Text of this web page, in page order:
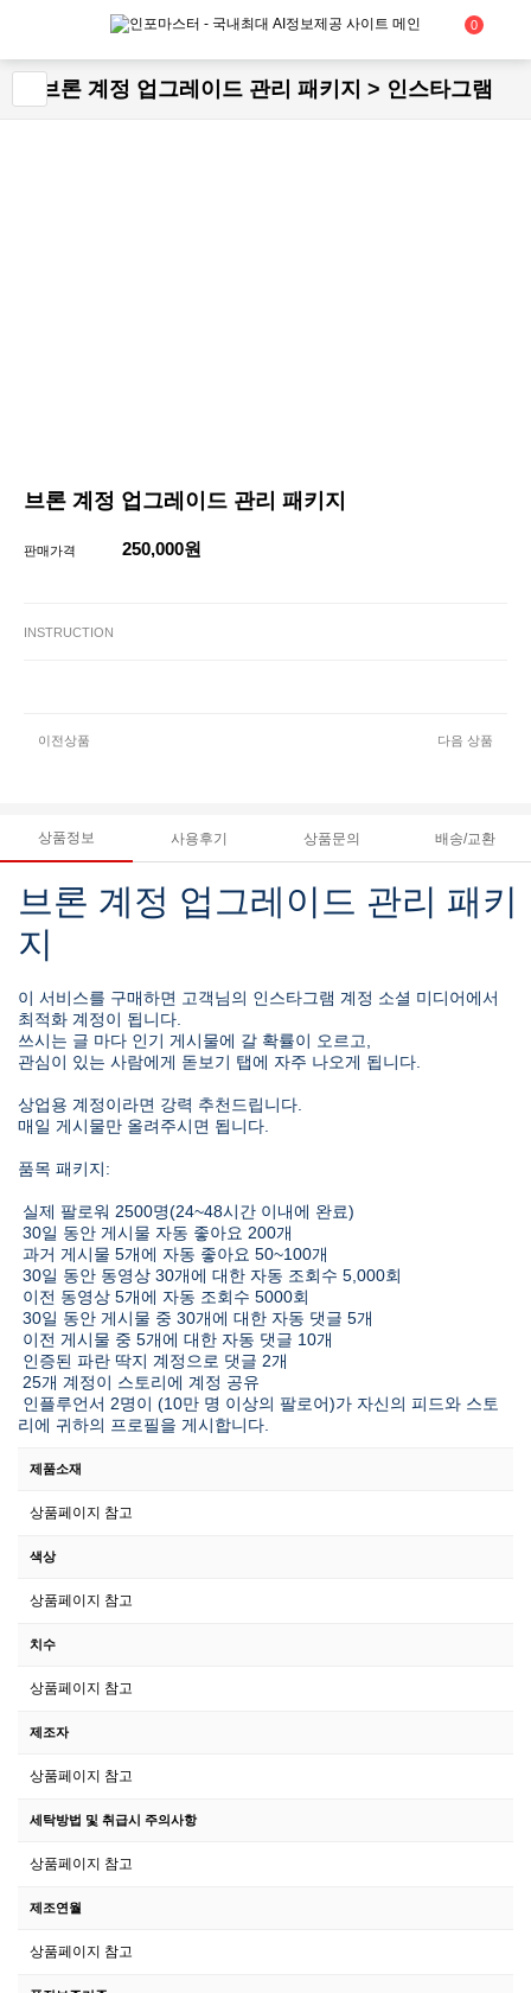
0
브론 계정 업그레이드 관리 패키지 > 인스타그램
브론 계정 업그레이드 관리 패키지
판매가격 250,000원
INSTRUCTION
이전상품 다음 상품
상품정보 사용후기 상품문의 배송/교환
브론 계정 업그레이드 관리 패키
지
이 서비스를 구매하면 고객님의 인스타그램 계정 소셜 미디어에서
최적화 계정이 됩니다.
쓰시는 글 마다 인기 게시물에 갈 확률이 오르고,
관심이 있는 사람에게 돋보기 탭에 자주 나오게 됩니다.
상업용 계정이라면 강력 추천드립니다.
매일 게시물만 올려주시면 됩니다.
품목 패키지:
실제 팔로워 2500명(24~48시간 이내에 완료)
30일 동안 게시물 자동 좋아요 200개
과거 게시물 5개에 자동 좋아요 50~100개
30일 동안 동영상 30개에 대한 자동 조회수 5,000회
이전 동영상 5개에 자동 조회수 5000회
30일 동안 게시물 중 30개에 대한 자동 댓글 5개
이전 게시물 중 5개에 대한 자동 댓글 10개
인증된 파란 딱지 계정으로 댓글 2개
25개 계정이 스토리에 계정 공유
인플루언서 2명이 (10만 명 이상의 팔로어)가 자신의 피드와 스토
리에 귀하의 프로필을 게시합니다.
제품소재
상품페이지 참고
색상
상품페이지 참고
치수
상품페이지 참고
제조자
상품페이지 참고
세탁방법 및 취급시 주의사항
상품페이지 참고
제조연월
상품페이지 참고